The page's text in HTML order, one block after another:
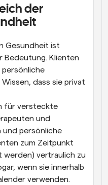
der
Gesundheit ist
Bedeutung. Klienten
persönliche
dass sie privat
für versteckte
und
und persönliche
zum Zeitpunkt
vertraulich zu
wenn sie innerhalb
verwenden.